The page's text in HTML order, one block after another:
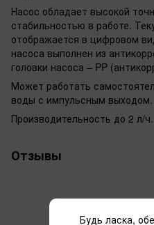
Насос обладает высокой
стабильностью в работе.
отображается в цифровом
насоса выполнен из
головки насоса – PP
Может работать
воды с импульсным выходом.
Производительность до 2 л/ч.
Отзывы
Будь ласка,